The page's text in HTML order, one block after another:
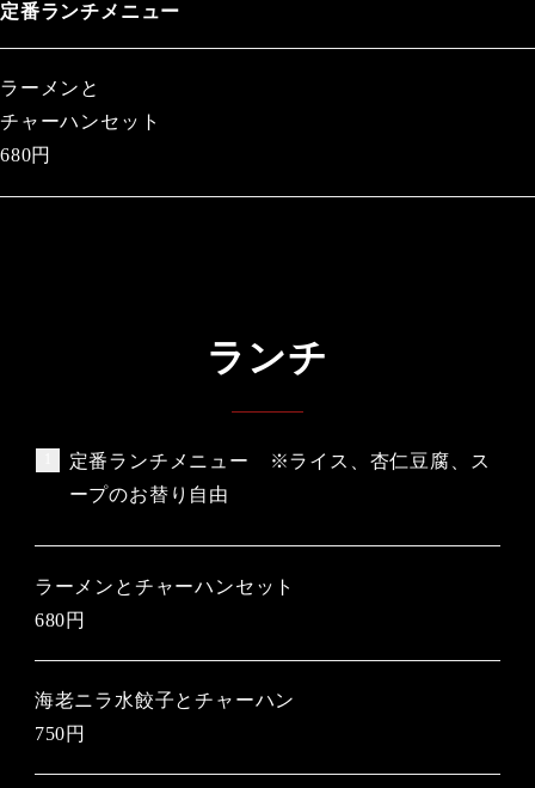
定番ランチメニュー
ラーメンと
チャーハンセット
680円
ランチ
定番ランチメニュー ※ライス、杏仁豆腐、ス
ープのお替り自由
ラーメンとチャーハンセット
680円
海老ニラ水餃子とチャーハン
750円